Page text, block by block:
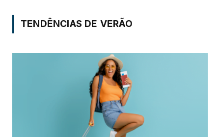
TENDÊNCIAS DE VERÃO